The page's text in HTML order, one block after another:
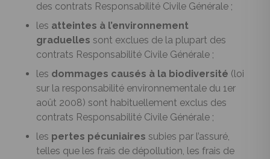
des contrats Responsabilité Civile Générale ;
les atteintes à l’environnement
graduelles sont exclues de la plupart des
contrats Responsabilité Civile Générale ;
les dommages causés à la biodiversité (loi
sur la responsabilité environnementale du 1er
août 2008) sont habituellement exclus des
contrats Responsabilité Civile Générale ;
les pertes pécuniaires subies par l’assuré,
telles que les frais de dépollution, les frais de